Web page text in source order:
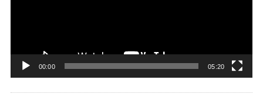
00:00 05:20